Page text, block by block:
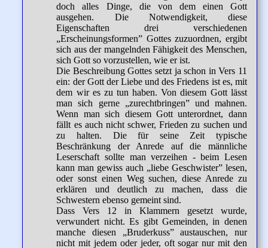
doch alles Dinge, die von dem einen Gott
ausgehen. Die Notwendigkeit, diese
Eigenschaften drei verschiedenen
„Erscheinungsformen” Gottes zuzuordnen, ergibt
sich aus der mangelnden Fähigkeit des Menschen,
sich Gott so vorzustellen, wie er ist.
Die Beschreibung Gottes setzt ja schon in Vers 11
ein: der Gott der Liebe und des Friedens ist es, mit
dem wir es zu tun haben. Von diesem Gott lässt
man sich gerne „zurechtbringen” und mahnen.
Wenn man sich diesem Gott unterordnet, dann
fällt es auch nicht schwer, Frieden zu suchen und
zu halten. Die für seine Zeit typische
Beschränkung der Anrede auf die männliche
Leserschaft sollte man verzeihen - beim Lesen
kann man gewiss auch „liebe Geschwister” lesen,
oder sonst einen Weg suchen, diese Anrede zu
erklären und deutlich zu machen, dass die
Schwestern ebenso gemeint sind.
Dass Vers 12 in Klammern gesetzt wurde,
verwundert nicht. Es gibt Gemeinden, in denen
manche diesen „Bruderkuss” austauschen, nur
nicht mit jedem oder jeder, oft sogar nur mit den